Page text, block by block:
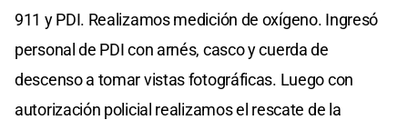
911 y PDI. Realizamos medición de oxígeno. Ingresó
personal de PDI con arnés, casco y cuerda de
descenso a tomar vistas fotográficas. Luego con
autorización policial realizamos el rescate de la